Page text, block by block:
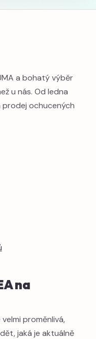
a bohatý výběr
u nás. Od ledna
prodej ochucených
na
proměnlivá,
jaká je aktuálně